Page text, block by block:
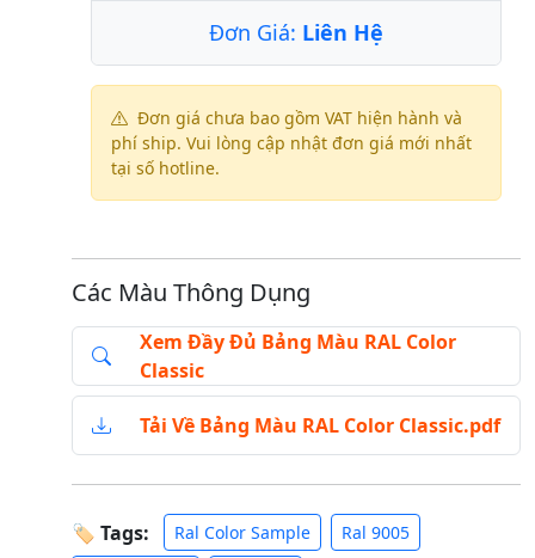
Đơn Giá: Liên Hệ
Đơn giá chưa bao gồm VAT hiện hành và
phí ship. Vui lòng cập nhật đơn giá mới nhất
tại số hotline.
Các Màu Thông Dụng
Xem Đầy Đủ Bảng Màu RAL Color
Classic
Tải Về Bảng Màu RAL Color Classic.pdf
🏷 Tags: Ral Color Sample
Ral 9005